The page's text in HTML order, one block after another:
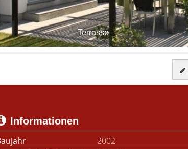
Terrasse
Informationen
2002